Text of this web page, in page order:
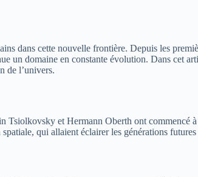
dans cette nouvelle frontière. Depuis les
un domaine en constante évolution. Dans cet
de l’univers.
Tsiolkovsky et Hermann Oberth ont commencé
qui allaient éclairer les générations futures